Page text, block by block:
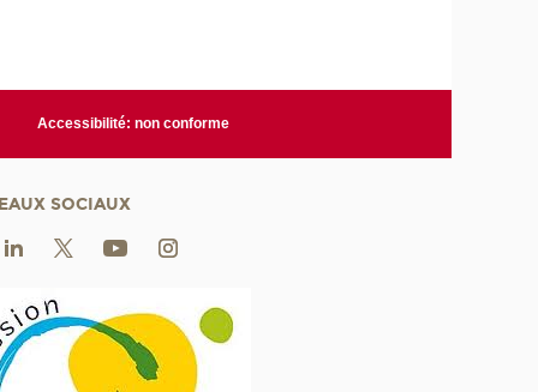
Accessibilité: non conforme
SOCIAUX